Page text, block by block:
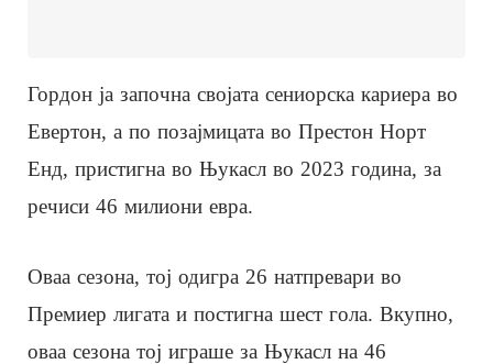
Гордон ја започна својата сениорска кариера во
Евертон, а по позајмицата во Престон Норт
Енд, пристигна во Њукасл во 2023 година, за
речиси 46 милиони евра.
Оваа сезона, тој одигра 26 натпревари во
Премиер лигата и постигна шест гола. Вкупно,
оваа сезона тој играше за Њукасл на 46